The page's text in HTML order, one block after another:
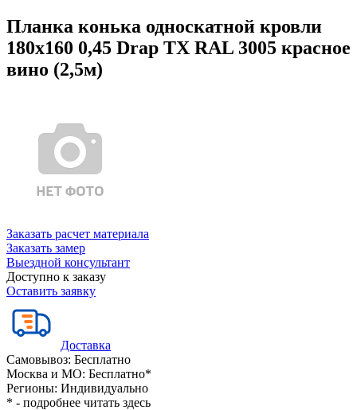
Планка конька односкатной кровли
180x160 0,45 Drap TX RAL 3005 красное
вино (2,5м)
Заказать расчет материала
Заказать замер
Выездной консультант
Доступно к заказу
Оставить заявку
Доставка
Самовывоз: Бесплатно
Москва и МО: Бесплатно*
Регионы: Индивидуально
* - подробнее читать здесь